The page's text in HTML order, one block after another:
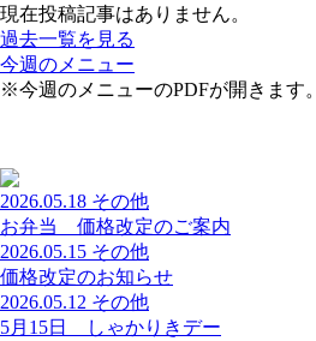
現在投稿記事はありません。
過去一覧を見る
今週のメニュー
※今週のメニューのPDFが開きます。
2026.05.18 その他
お弁当 価格改定のご案内
2026.05.15 その他
価格改定のお知らせ
2026.05.12 その他
5月15日 しゃかりきデー